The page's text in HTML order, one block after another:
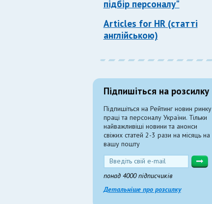
підбір персоналу"
Articles for HR (статті
англійською)
Підпишіться на розсилку
Підпишіться на Рейтинг новин ринку
праці та персоналу України. Тільки
найважливіші новини та анонси
свіжих статей 2-3 рази на місяць на
вашу пошту
понад 4000 підписчиків
Детальніше про розсилку